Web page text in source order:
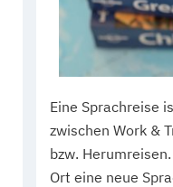
Eine Sprachreise
zwischen Work &
bzw.
Ort eine neue